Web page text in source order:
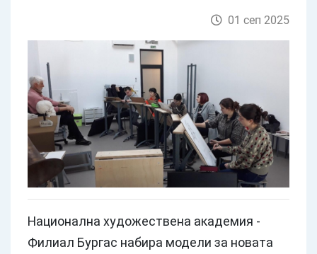
01 сеп 2025
Национална художествена академия -
Филиал Бургас набира модели за новата